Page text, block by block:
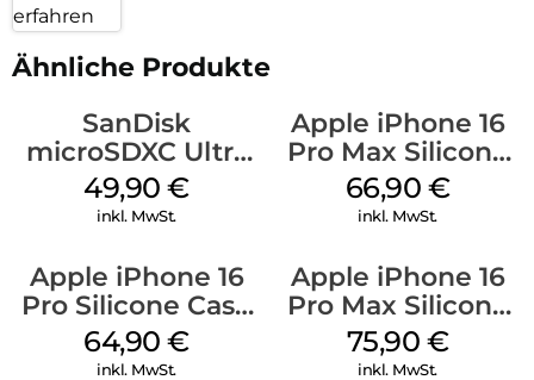
erfahren
Ähnliche Produkte
SanDisk
microSDXC Ultra
128 GB + Adapter
Mobile
49,90€
inkl. MwSt.
Apple iPhone 16
Pro Max Silicone
Case MagSafe
Black
66,90 €
inkl. MwSt.
Apple iPhone 16
Pro Silicone Case
MagSafe Denim
64,90€
inkl. MwSt.
Apple iPhone 16
Pro Max Silicone
Case MagSafe
Stone Gray
75,90 €
inkl. MwSt.